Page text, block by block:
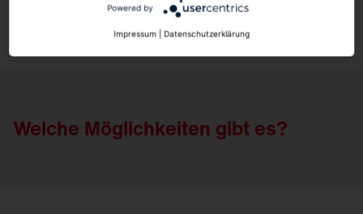
Mehr erfahren
Welche Möglichkeiten gibt es?
Powered by
Impressum Datenschutzerklärung